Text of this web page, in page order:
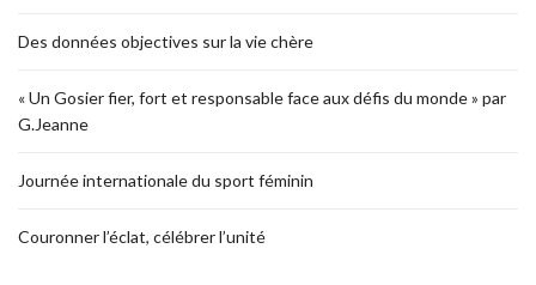
Des données objectives sur la vie chère
« Un Gosier fier, fort et responsable face aux défis du monde » par
G.Jeanne
Journée internationale du sport féminin
Couronner l’éclat, célébrer l’unité